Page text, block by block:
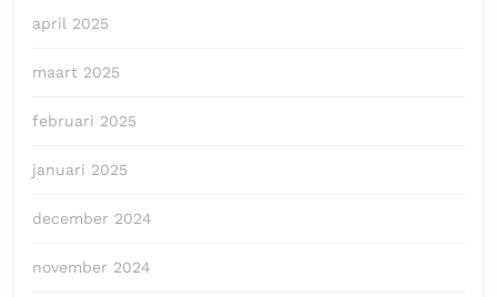
april 2025
maart 2025
februari 2025
januari 2025
december 2024
november 2024